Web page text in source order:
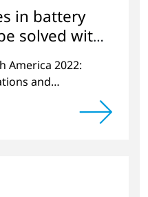
in battery
solved with
America 2022:
and
and plasma